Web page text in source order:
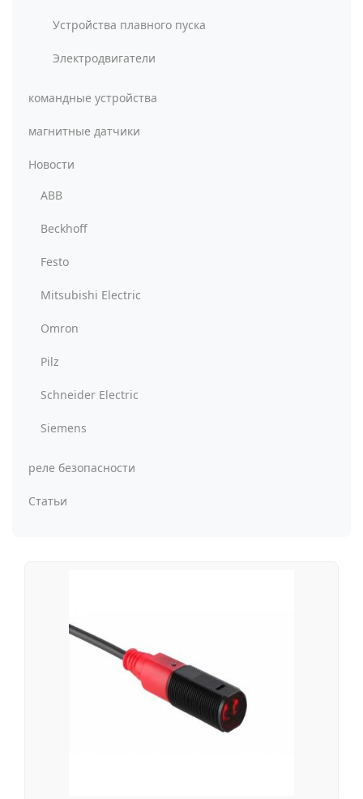
Устройства плавного пуска
Электродвигатели
командные устройства
магнитные датчики
Новости
ABB
Beckhoff
Festo
Mitsubishi Electric
Omron
Pilz
Schneider Electric
Siemens
реле безопасности
Статьи